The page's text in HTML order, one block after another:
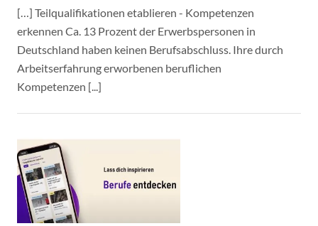
[…] Teilqualifikationen etablieren - Kompetenzen
erkennen Ca. 13 Prozent der Erwerbspersonen in
Deutschland haben keinen Berufsabschluss. Ihre durch
Arbeitserfahrung erworbenen beruflichen
Kompetenzen [...]